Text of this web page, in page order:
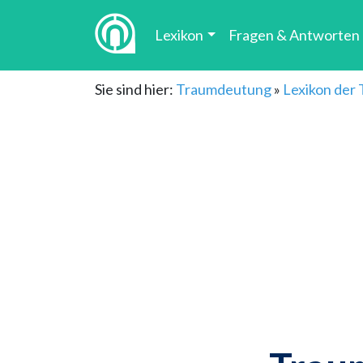
Lexikon Fragen & Antworten
Sie sind hier: Traumdeutung» Lexikon der